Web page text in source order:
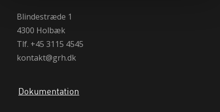
Blindestræde 1
4300 Holbæk
Tlf. +45 3115 4545
kontakt@grh.dk
Dokumentation